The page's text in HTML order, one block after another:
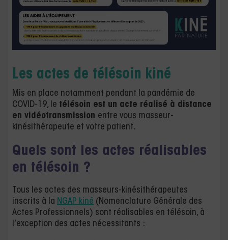
Les actes de télésoin kiné
Mis en place notamment pendant la pandémie de
COVID-19, le télésoin est un acte réalisé à distance
en vidéotransmission entre vous masseur-
kinésithérapeute et votre patient.
Quels sont les actes réalisables
en télésoin ?
Tous les actes des masseurs-kinésithérapeutes
inscrits à la NGAP kiné (Nomenclature Générale des
Actes Professionnels) sont réalisables en télésoin, à
l’exception des actes nécessitants :